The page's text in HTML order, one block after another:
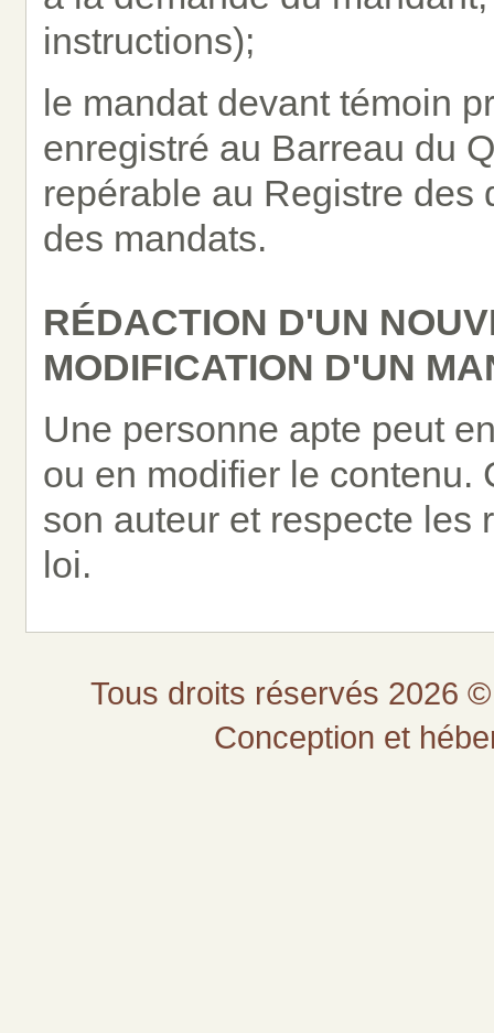
instructions);
le mandat devant témoin
enregistré au Barreau du
repérable au Registre des
des mandats.
RÉDACTION D'UN
MODIFICATION D'UN
Une personne apte peut
ou en modifier le contenu.
son auteur et respecte les
loi.
Tous droits réservés 2026
Conception et